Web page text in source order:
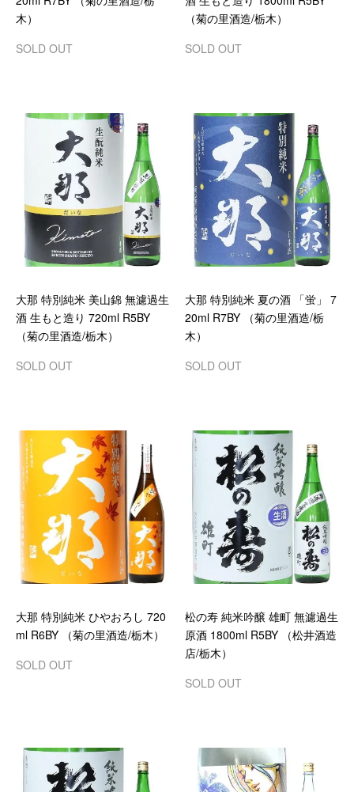
木）
SOLD OUT
（菊の里酒造/栃木）
SOLD OUT
大那 特別純米 美山錦 無濾過生
酒 生もと造り 720ml R5BY
（菊の里酒造/栃木）
SOLD OUT
大那 特別純米 夏の酒 「蛍」 7
20ml R7BY （菊の里酒造/栃
木）
SOLD OUT
大那 特別純米 ひやおろし 720
ml R6BY （菊の里酒造/栃木）
SOLD OUT
松の寿 純米吟醸 雄町 無濾過生
原酒 1800ml R5BY （松井酒造
店/栃木）
SOLD OUT